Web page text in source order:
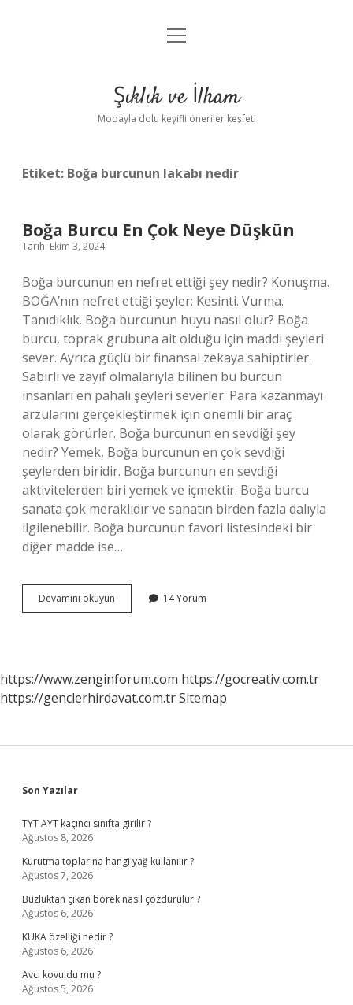
Anasayfa
Yasal Uyarı
menüyü
Şıklık ve İlham
Modayla dolu keyifli öneriler keşfet!
Etiket: Boğa burcunun lakabı nedir
Boğa Burcu En Çok Neye Düşkün
Tarih: Ekim 3, 2024
Boğa burcunun en nefret ettiği şey nedir? Konuşma.
BOĞA’nın nefret ettiği şeyler: Kesinti. Vurma.
Tanıdıklık. Boğa burcunun huyu nasıl olur? Boğa
burcu, toprak grubuna ait olduğu için maddi şeyleri
sever. Ayrıca güçlü bir finansal zekaya sahiptirler.
Sabırlı ve zayıf olmalarıyla bilinen bu burcun
insanları en pahalı şeyleri severler. Para kazanmayı
arzularını gerçekleştirmek için önemli bir araç
olarak görürler. Boğa burcunun en sevdiği şey
nedir? Yemek, Boğa burcunun en çok sevdiği
şeylerden biridir. Boğa burcunun en sevdiği
aktivitelerden biri yemek ve içmektir. Boğa burcu
sanata çok meraklıdır ve sanatın birden fazla dalıyla
ilgilenebilir. Boğa burcunun favori listesindeki bir
diğer madde ise…
Devamını okuyun
Burcu
14 Yorum
https://www.zenginforum.com https://gocreativ.com.tr
https://genclerhirdavat.com.trSitemap
Sidebar
Son Yazılar
TYT AYT kaçıncı sınıfta girilir ?
Ağustos 8, 2026
Kurutma toplarına hangi yağ kullanılır ?
Ağustos 7, 2026
Buzluktan çıkan börek nasıl çözdürülür ?
Ağustos 6, 2026
KUKA özelliği nedir ?
Ağustos 6, 2026
Avcı kovuldu mu ?
Ağustos 5, 2026